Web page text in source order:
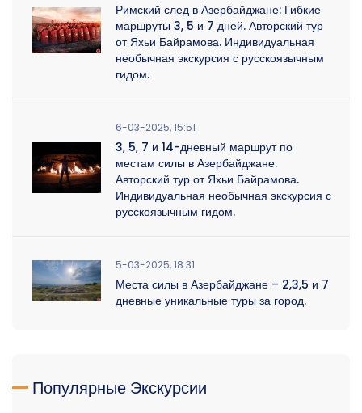
Римский след в Азербайджане: Гибкие
маршруты 3, 5 и 7 дней. Авторский тур
от Яхьи Байрамова. Индивидуальная
необычная экскурсия с русскоязычным
гидом.
6-03-2025, 15:51
3, 5, 7 и 14-дневный маршрут по
местам силы в Азербайджане.
Авторский тур от Яхьи Байрамова.
Индивидуальная необычная экскурсия с
русскоязычным гидом.
5-03-2025, 18:31
Места силы в Азербайджане – 2,3,5 и 7
дневные уникальные туры за город.
Популярные Экскурсии